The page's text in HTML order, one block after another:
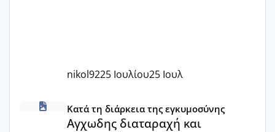
nikol9225 Ιουλίου25 Ιουλ
Αγχωδης διαταραχή και καισαρική
Κατά τη διάρκεια της εγκυμοσύνης
Αγχωδης διαταραχή και